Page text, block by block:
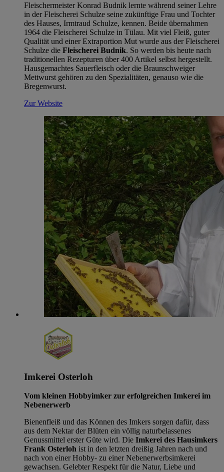
Fleischermeister Konrad Budnik lernte während seiner Lehre
in der Fleischerei Schulze seine zukünftige Frau und Tochter
des Hauses, Irmtraud Schulze, kennen. Beide übernahmen
1964 die Fleischerei Schulze in Tülau. Mit viel Fleiß, guter
Qualität und einer Extraportion Mut wurde aus der Fleischerei
Schulze die Fleischerei Budnik. So werden bis heute nach
traditionellen Rezepturen über 400 Artikel selbst hergestellt.
Hausgemachtes Sauerfleisch oder die Braunschweiger
Mettwurst gehören zu den Spezialitäten, genauso wie die
Bregenwurst.
Zur Website
Imkerei Osterloh
Vom kleinen Hobbyimker zur erfolgreichen Imkerei im
Nebenerwerb
Bienenfleiß und das Können des Imkers sorgen dafür, dass
aus dem Nektar der Blüten ein völlig naturbelassenes
Genussmittel erster Güte wird. Die Imkerei des Hausimkers
Frank Osterloh ist in den letzten dreißig Jahren nach und
nach von einer Hobby- zu einer Nebenerwerbsimkerei
gewachsen. Gelebter Respekt für die Natur, Liebe und